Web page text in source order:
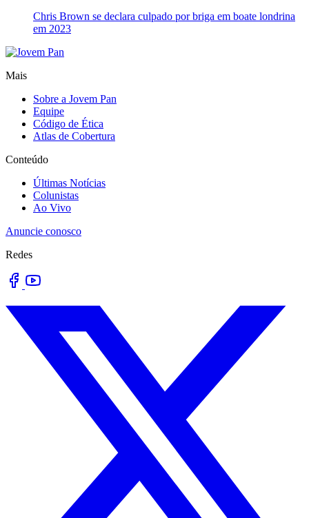
Chris Brown se declara culpado por briga em boate londrina
em 2023
Mais
Sobre a Jovem Pan
Equipe
Código de Ética
Atlas de Cobertura
Conteúdo
Últimas Notícias
Colunistas
Ao Vivo
Anuncie conosco
Redes